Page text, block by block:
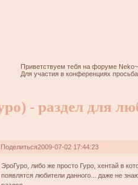
Приветствуем тебя на форуме
Для участия в конференциях
- раздел для
Поделиться2009-07-02 17:44:23
ЭроГуро, либо же просто Гуро, хентай в
появлятся любители данного... даже не